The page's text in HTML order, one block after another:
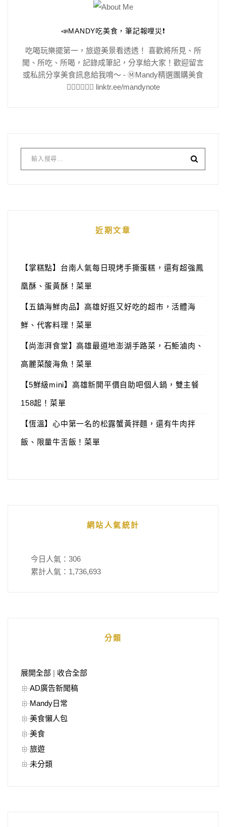
📣MANDY吃美食，筆記報哩災❗️
吃喝玩樂擺第一，旅遊美景看透透！ 喜歡將所見、所
聞、所吃、所喝，記錄成筆記，分享給大家！歡迎留言
或私訊分享美食訊息給我唷～ - Ⓜ️Mandy精選團購美食
👇🏻👇🏻👇🏻 linktr.ee/mandynote
近期文章
【掌糕點】台南人氣每日現烤手撕蛋糕，還有超強鳳
凰酥、蛋黃酥！菜單
【五鎮海鮮肉品】高雄好逛又好吃的超市，活體海
鮮、代客料理！菜單
【尚澎湃食堂】高雄最道地澎湖手路菜，石鮔滷肉、
高麗菜酸海魚！菜單
【5鮮級mini】高雄新開平價自助吧個人鍋，雙主餐
158起！菜單
【恆溫】心中第一名的松露蟹黃拌麵，還有牛肉拌
飯、限量牛舌飯！菜單
網站人氣統計
今日人氣： 306
累計人氣： 1,736,693
分類
展開全部 | 收合全部
AD廣告新聞稿
Mandy日常
美食懶人包
美食
旅遊
未分類